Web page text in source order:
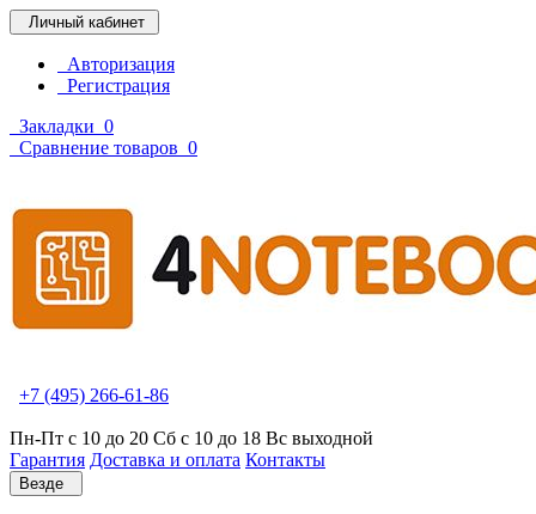
Личный кабинет
Авторизация
Регистрация
Закладки 0
Сравнение товаров 0
+7 (495) 266-61-86
Пн-Пт с 10 до 20 Сб с 10 до 18 Вс выходной
Гарантия Доставка и оплата Контакты
Везде